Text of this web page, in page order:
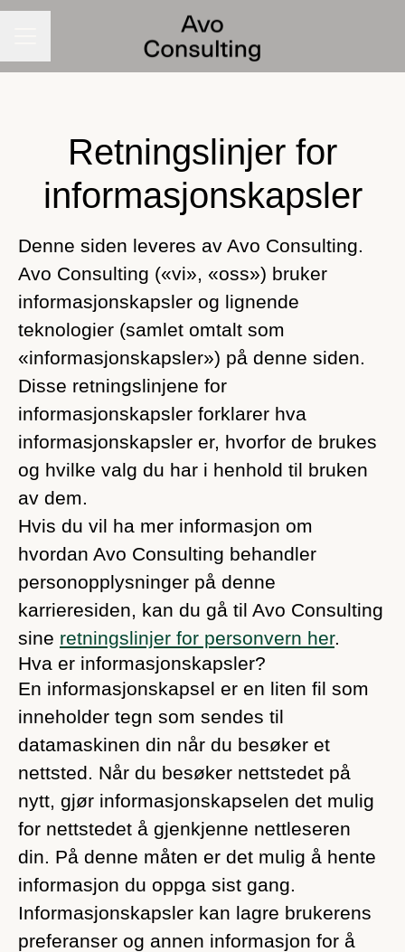
Retningslinjer for
informasjonskapsler
Denne siden leveres av Avo Consulting.
Avo Consulting («vi», «oss») bruker
informasjonskapsler og lignende
teknologier (samlet omtalt som
«informasjonskapsler») på denne siden.
Disse retningslinjene for
informasjonskapsler forklarer hva
informasjonskapsler er, hvorfor de brukes
og hvilke valg du har i henhold til bruken
av dem.
Hvis du vil ha mer informasjon om
hvordan Avo Consulting behandler
personopplysninger på denne
karrieresiden, kan du gå til Avo Consulting
sine retningslinjer for personvern her.
Hva er informasjonskapsler?
En informasjonskapsel er en liten fil som
inneholder tegn som sendes til
datamaskinen din når du besøker et
nettsted. Når du besøker nettstedet på
nytt, gjør informasjonskapselen det mulig
for nettstedet å gjenkjenne nettleseren
din. På denne måten er det mulig å hente
informasjon du oppga sist gang.
Informasjonskapsler kan lagre brukerens
preferanser og annen informasjon for å